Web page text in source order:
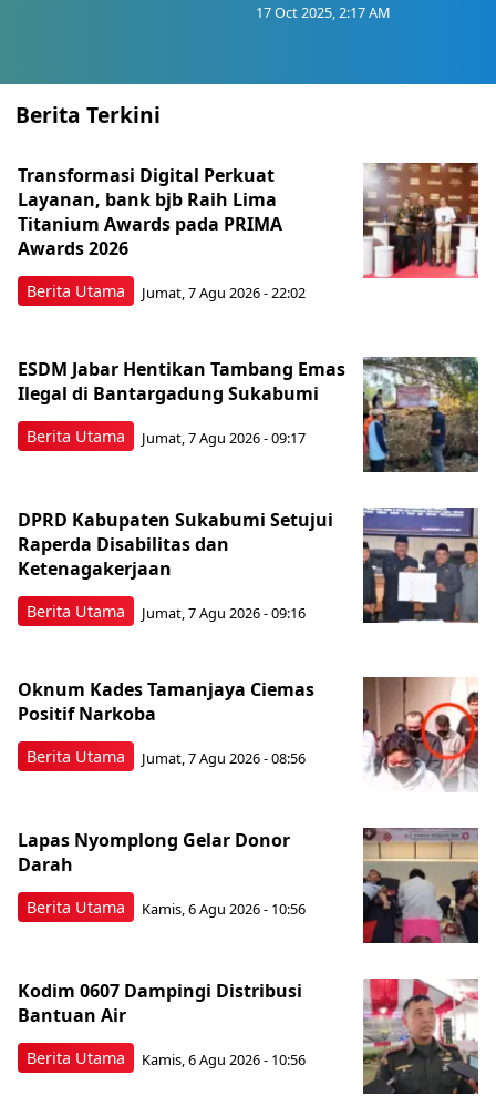
17 Oct 2025, 2:17 AM
Berita Terkini
Berita Utama
Transformasi Digital Perkuat
Layanan, bank bjb Raih Lima
Titanium Awards pada PRIMA
Awards 2026
Jumat, 7 Agu 2026 - 22:02
Berita Utama
ESDM Jabar Hentikan Tambang Emas
Ilegal di Bantargadung Sukabumi
Jumat, 7 Agu 2026 - 09:17
Berita Utama
DPRD Kabupaten Sukabumi Setujui
Raperda Disabilitas dan
Ketenagakerjaan
Jumat, 7 Agu 2026 - 09:16
Berita Utama
Oknum Kades Tamanjaya Ciemas
Positif Narkoba
Jumat, 7 Agu 2026 - 08:56
Berita Utama
Lapas Nyomplong Gelar Donor
Darah
Kamis, 6 Agu 2026 - 10:56
Berita Utama
Kodim 0607 Dampingi Distribusi
Bantuan Air
Kamis, 6 Agu 2026 - 10:56